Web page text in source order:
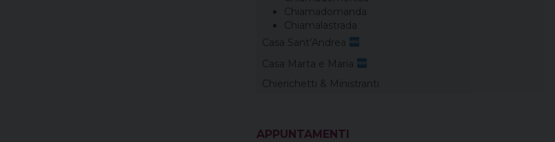
Chiamadomanda
Chiamalastrada
Casa Sant’Andrea
Casa Marta e Maria
Chierichetti & Ministranti
APPUNTAMENTI